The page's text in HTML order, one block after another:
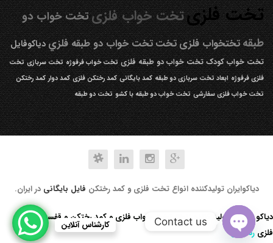
تخت فلزیتخت خواب فلزیتخت خواب دو
طبقه تختخواب فلزیتختتخت خواب دو طبقه فلزيدیاکوفایل
تخت خواب کودک تخت خواب دو طبقه فلزی تخت خواب فرفوژه تخت سربازی تخت
فلزی فرفوژه ابعاد تخت سربازی دو طبقه کمد بایگانی کمد رختکن فلزی کمد دوار کمد رختکن
تخت خواب فلزی سفارشی تخت خواب دو طبقه با کشو تخت دو طبقه
دیاکوایران تولیدکننده انواع تخت فلزی و کمد رختکن فایل بایگانی در ایران.
کارشناس آنلاین
دیاکو صنعت تولید کننده انواع تخت خواب فلزی و کمد رختکن و قفسه کتابخانه
فلزی رد کردن
Contact us